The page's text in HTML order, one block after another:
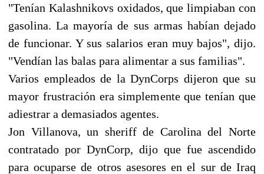
"Tenían Kalashnikovs oxidados, que limpiaban con
gasolina. La mayoría de sus armas habían dejado
de funcionar. Y sus salarios eran muy bajos", dijo.
"Vendían las balas para alimentar a sus familias".
Varios empleados de la DynCorps dijeron que su
mayor frustración era simplemente que tenían que
adiestrar a demasiados agentes.
Jon Villanova, un sheriff de Carolina del Norte
contratado por DynCorp, dijo que fue ascendido
para ocuparse de otros asesores en el sur de Iraq